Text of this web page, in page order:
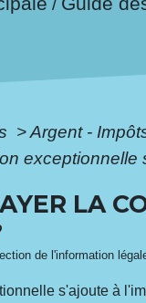
/
>Argent -
exceptionnelle
LA
de l'information
s'ajoute à